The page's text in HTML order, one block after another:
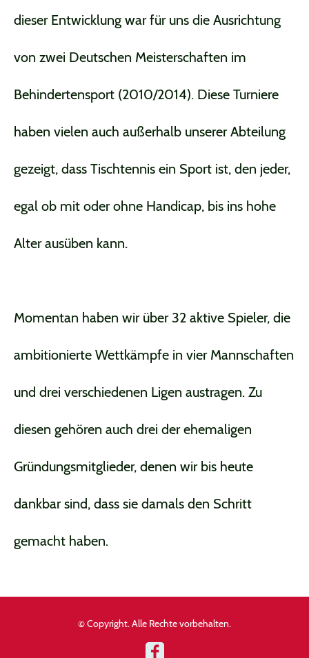
dieser Entwicklung war für uns die Ausrichtung
von zwei Deutschen Meisterschaften im
Behindertensport (2010/2014). Diese Turniere
haben vielen auch außerhalb unserer Abteilung
gezeigt, dass Tischtennis ein Sport ist, den jeder,
egal ob mit oder ohne Handicap, bis ins hohe
Alter ausüben kann.
Momentan haben wir über 32 aktive Spieler, die
ambitionierte Wettkämpfe in vier Mannschaften
und drei verschiedenen Ligen austragen. Zu
diesen gehören auch drei der ehemaligen
Gründungsmitglieder, denen wir bis heute
dankbar sind, dass sie damals den Schritt
gemacht haben.
© Copyright. Alle Rechte vorbehalten.